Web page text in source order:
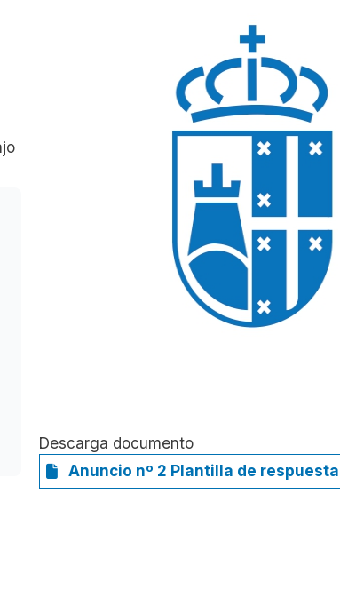
Descarga documento
Anuncio nº 2 Plantilla de